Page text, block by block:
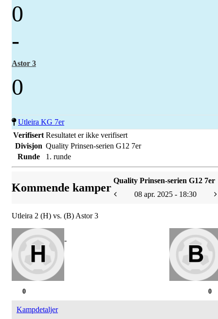
0
-
Astor 3
0
Utleira KG 7er
Verifisert Resultatet er ikke verifisert
Divisjon Quality Prinsen-serien G12 7er
Runde
1. runde
Kommende kamper
Quality Prinsen-serien G12 7er
08 apr. 2025 - 18:30
Utleira 2 (H) vs. (B) Astor 3
-
0
0
Kampdetaljer